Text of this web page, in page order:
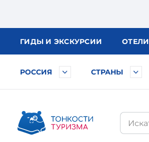
ГИДЫ И ЭКСКУРСИИ ОТЕЛИ
РОССИЯ СТРАНЫ